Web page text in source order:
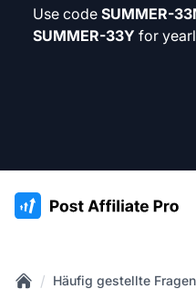
Use code SUMMER-
SUMMER-33Y for
:site.title
/ Häufig gestellte Fragen